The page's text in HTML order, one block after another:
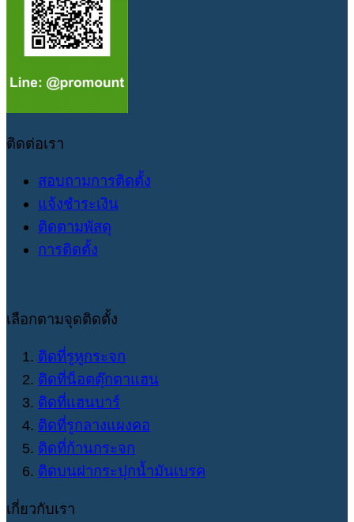
ติดต่อเรา
สอบถามการติดตั้ง
แจ้งชำระเงิน
ติดตามพัสดุ
การติดตั้ง
เลือกตามจุดติดตั้ง
ติดที่รูหูกระจก
ติดที่น็อตตุ๊กตาแฮน
ติดที่แฮนบาร์
ติดที่รูกลางแผงคอ
ติดที่ก้านกระจก
ติดบนฝากระปุกน้ำมันเบรค
เกี่ยวกับเรา